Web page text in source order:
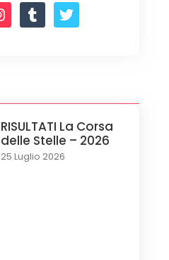
RISULTATI La Corsa
delle Stelle – 2026
25 Luglio 2026